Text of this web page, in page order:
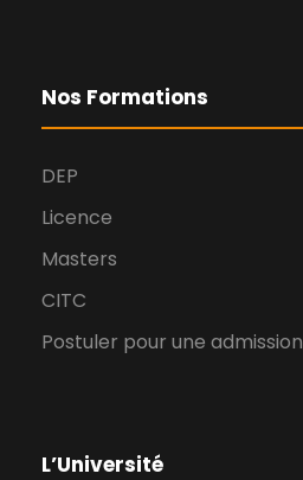
Nos Formations
DEP
Licence
Masters
CITC
Postuler pour une admission
L’Université